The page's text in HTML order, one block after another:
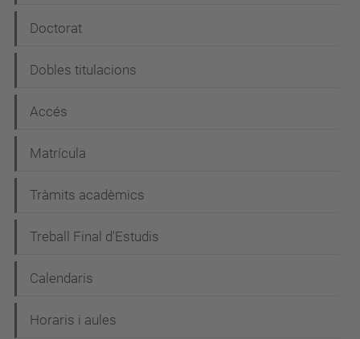
Doctorat
Dobles titulacions
Accés
Matrícula
Tràmits acadèmics
Treball Final d'Estudis
Calendaris
Horaris i aules